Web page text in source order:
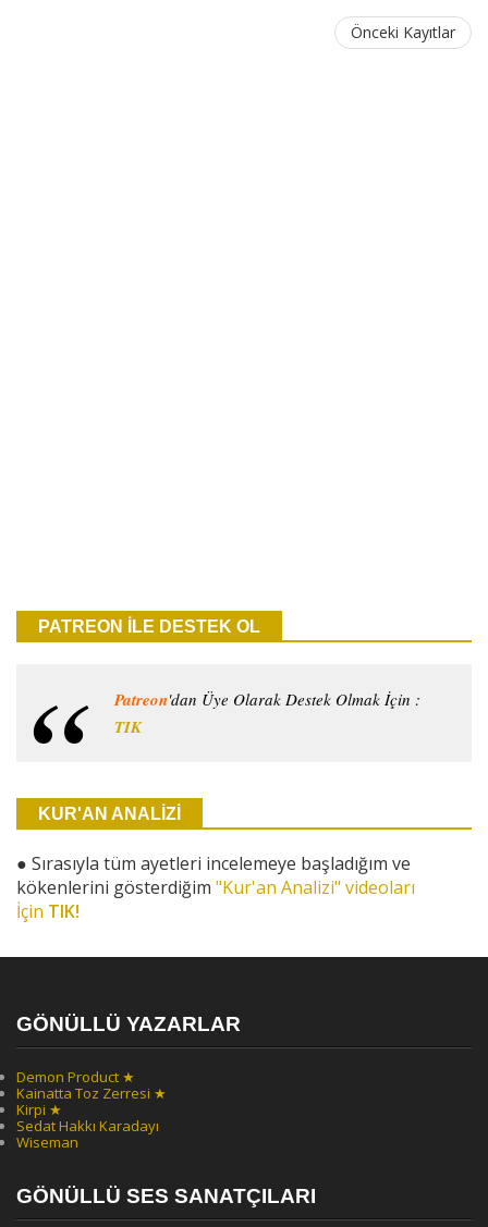
Önceki Kayıtlar
PATREON İLE DESTEK OL
Patreon'dan Üye Olarak Destek Olmak İçin :
TIK
KUR'AN ANALİZİ
● Sırasıyla tüm ayetleri incelemeye başladığım ve
kökenlerini gösterdiğim "Kur'an Analizi" videoları
İçin TIK!
GÖNÜLLÜ YAZARLAR
Demon Product ★
Kainatta Toz Zerresi ★
Kirpi ★
Sedat Hakkı Karadayı
Wiseman
GÖNÜLLÜ SES SANATÇILARI